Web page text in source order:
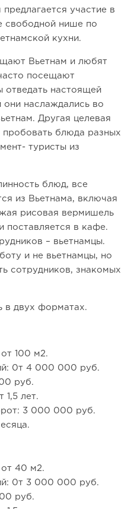
участие в
свободной нише по
кухни.
Вьетнам и любят
посещают
отведать настоящей
они наслаждались во
Другая целевая
пробовать блюда разных
туристы из
блюд, все
из Вьетнама, включая
рисовая вермишель
поставляется в кафе.
– вьетнамцы.
и не вьетнамцы, но
сотрудников, знакомых
в двух форматах.
100 м2.
0т 4 000 000 руб.
руб.
лет.
3 000 000 руб.
40 м2.
0т 3 000 000 руб.
руб.